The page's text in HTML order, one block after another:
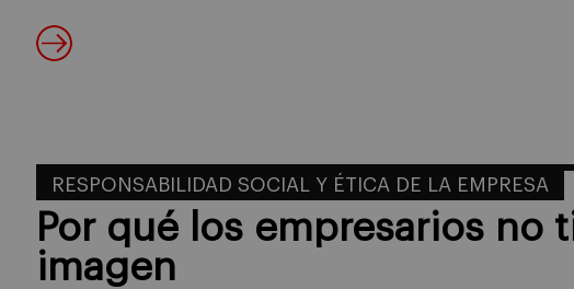
RESPONSABILIDAD SOCIAL Y ÉTICA DE LA EMPRESA
Por qué los empresarios no
imagen